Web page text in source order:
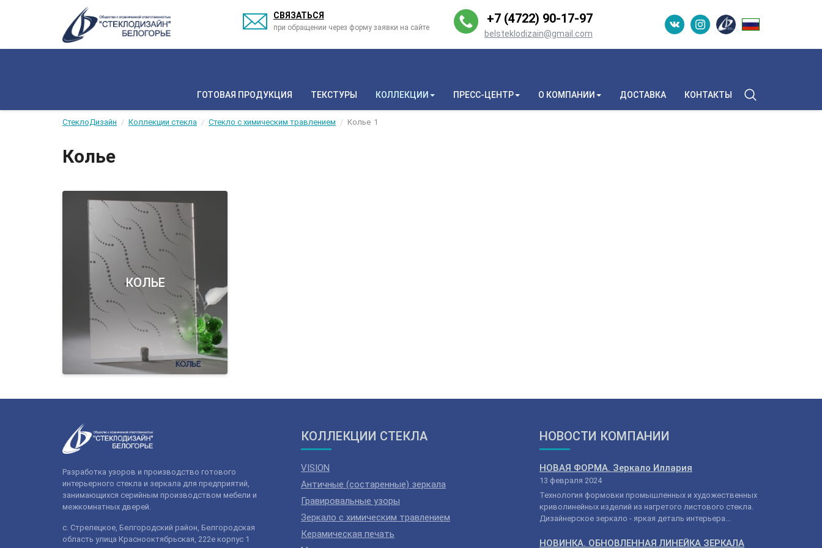
СВЯЗАТЬСЯ
при обращении через форму заявки на сайте
+7 (4722) 90-­17-­97
belsteklodizain@gmail.com
ГОТОВАЯ ПРОДУКЦИЯ ТЕКСТУРЫ КОЛЛЕКЦИИ ПРЕСС-ЦЕНТР О КОМПАНИИ ДОСТАВКА КОНТАКТЫ
СтеклоДизайн Коллекции стекла Стекло с химическим травлением Колье 1
Колье
КОЛЬЕ
Разработка узоров и производство готового
интерьерного стекла и зеркала для предприятий,
занимающихся серийным производством мебели и
межкомнатных дверей.
с. Стрелецкое, Белгородский район, Белгородская
область улица Краснооктябрьская, 222е корпус 1
КОЛЛЕКЦИИ СТЕКЛА
VISION
Античные (состаренные) зеркала
Гравировальные узоры
Зеркало с химическим травлением
Керамическая печать
НОВОСТИ КОМПАНИИ
НОВАЯ ФОРМА. Зеркало Иллария
13 февраля 2024
Технология формовки промышленных и художественных
криволинейных изделий из нагретого листового стекла.
Дизайнерское зеркало - яркая деталь интерьера...
НОВИНКА. ОБНОВЛЕННАЯ ЛИНЕЙКА ЗЕРКАЛА